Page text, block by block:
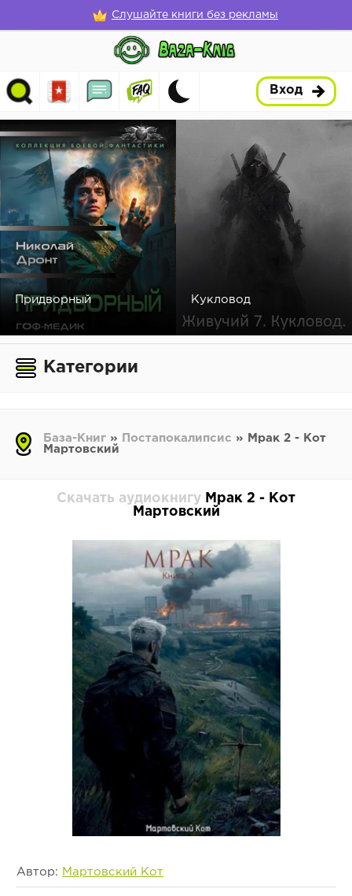
Слушайте книги без рекламы
Вход
Придворный Кукловод
Категории
База-Книг » Постапокалипсис » Мрак 2 - Кот
Мартовский
Скачать аудиокнигу Мрак 2 - Кот
Мартовский
Автор: Мартовский Кот